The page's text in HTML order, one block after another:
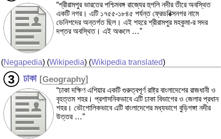
“শ্রীরামপুর ভারতের পশ্চিমবঙ্গ রাজ্যের হুগলি নদীর তীরে অবস্থিত
একটি নগর। এটি ১৭৫৫-১৮৪৫ পর্যন্ত ফ্রেডরিক্সনগর নামে
ডেনিশদের অন্তর্গত ছিল। এই শহরে শ্রীরামপুর মহকুমা-র সদর
দপ্তর অবস্থিত। এই অঞ্চলে …”
(Negapedia) (Wikipedia) (Wikipedia translated)
ঢাকা [Geography]
“ঢাকা দক্ষিণ এশিয়ার একটি গুরুত্বপূর্ণ রাষ্ট্র বাংলাদেশের রাজধানী ও
বৃহত্তম শহর। প্রশাসনিকভাবে এটি ঢাকা বিভাগের ও জেলার প্রধান
শহর। ভৌগোলিকভাবে এটি বাংলাদেশের মধ্যভাগে বুড়িগঙ্গা নদীর
উত্তর …”